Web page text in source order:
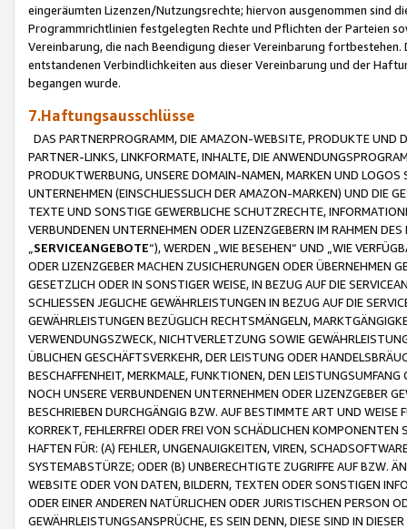
eingeräumten Lizenzen/Nutzungsrechte; hiervon ausgenommen sind
Programmrichtlinien festgelegten Rechte und Pflichten der Parteien
Vereinbarung, die nach Beendigung dieser Vereinbarung
entstandenen Verbindlichkeiten aus dieser Vereinbarung und der
begangen wurde.
7.Haftungsausschlüsse
DAS PARTNERPROGRAMM, DIE AMAZON-WEBSITE, PRODUKTE UND
PARTNER-LINKS, LINKFORMATE, INHALTE, DIE
PRODUKTWERBUNG, UNSERE DOMAIN-NAMEN, MARKEN UND
UNTERNEHMEN (EINSCHLIESSLICH DER AMAZON-MARKEN) UND DIE
TEXTE UND SONSTIGE GEWERBLICHE SCHUTZRECHTE,
VERBUNDENEN UNTERNEHMEN ODER LIZENZGEBERN IM RAHMEN
SERVICEANGEBOTE“), WERDEN „WIE BESEHEN“ UND „WIE
ODER LIZENZGEBER MACHEN ZUSICHERUNGEN ODER ÜBERNEHMEN
GESETZLICH ODER IN SONSTIGER WEISE, IN BEZUG AUF DIE
SCHLIESSEN JEGLICHE GEWÄHRLEISTUNGEN IN BEZUG AUF DIE
GEWÄHRLEISTUNGEN BEZÜGLICH RECHTSMÄNGELN,
VERWENDUNGSZWECK, NICHTVERLETZUNG SOWIE
ÜBLICHEN GESCHÄFTSVERKEHR, DER LEISTUNG ODER
BESCHAFFENHEIT, MERKMALE, FUNKTIONEN, DEN
NOCH UNSERE VERBUNDENEN UNTERNEHMEN ODER LIZENZGEBER
BESCHRIEBEN DURCHGÄNGIG BZW. AUF BESTIMMTE ART UND
KORREKT, FEHLERFREI ODER FREI VON SCHÄDLICHEN
HAFTEN FÜR: (A) FEHLER, UNGENAUIGKEITEN, VIREN,
SYSTEMABSTÜRZE; ODER (B) UNBERECHTIGTE ZUGRIFFE AUF BZW.
WEBSITE ODER VON DATEN, BILDERN, TEXTEN ODER SONSTIGEN
ODER EINER ANDEREN NATÜRLICHEN ODER JURISTISCHEN PERSON
GEWÄHRLEISTUNGSANSPRÜCHE, ES SEIN DENN, DIESE SIND IN